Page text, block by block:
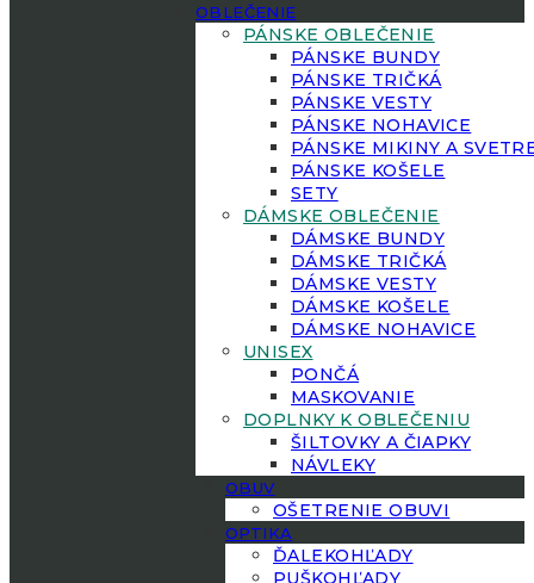
OBLEČENIE
PÁNSKE OBLEČENIE
PÁNSKE BUNDY
PÁNSKE TRIČKÁ
PÁNSKE VESTY
PÁNSKE NOHAVICE
PÁNSKE MIKINY A
PÁNSKE KOŠELE
SETY
DÁMSKE OBLEČENIE
DÁMSKE BUNDY
DÁMSKE TRIČKÁ
DÁMSKE VESTY
DÁMSKE KOŠELE
DÁMSKE NOHAVICE
UNISEX
PONČÁ
MASKOVANIE
DOPLNKY K OBLEČENIU
ŠILTOVKY A ČIAPKY
NÁVLEKY
OBUV
OŠETRENIE OBUVI
OPTIKA
ĎALEKOHĽADY
PUŠKOHĽADY